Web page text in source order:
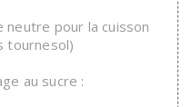
neutre pour la cuisson
tournesol)
au sucre :